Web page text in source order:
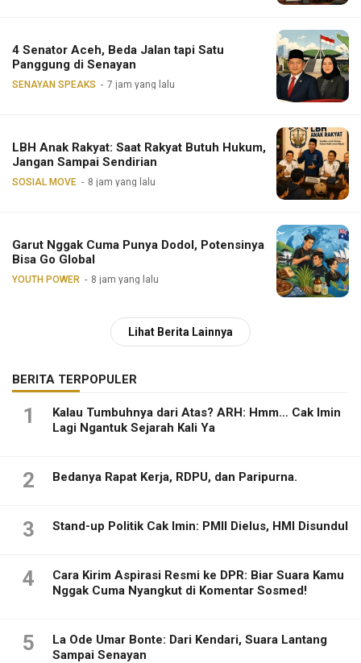
4 Senator Aceh, Beda Jalan tapi Satu
Panggung di Senayan
SENAYAN SPEAKS 7 jam yang lalu
LBH Anak Rakyat: Saat Rakyat Butuh Hukum,
Jangan Sampai Sendirian
SOSIAL MOVE 8 jam yang lalu
Garut Nggak Cuma Punya Dodol, Potensinya
Bisa Go Global
YOUTH POWER 8 jam yang lalu
Lihat Berita Lainnya
BERITA TERPOPULER
1
Kalau Tumbuhnya dari Atas? ARH: Hmm… Cak Imin
Lagi Ngantuk Sejarah Kali Ya
2 Bedanya Rapat Kerja, RDPU, dan Paripurna.
3 Stand-up Politik Cak Imin: PMII Dielus, HMI Disundul
4
Cara Kirim Aspirasi Resmi ke DPR: Biar Suara Kamu
Nggak Cuma Nyangkut di Komentar Sosmed!
5
La Ode Umar Bonte: Dari Kendari, Suara Lantang
Sampai Senayan